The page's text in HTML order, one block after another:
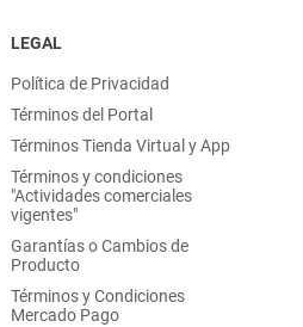
LEGAL
Política de Privacidad
Términos del Portal
Términos Tienda Virtual y App
Términos y condiciones
"Actividades comerciales
vigentes"
Garantías o Cambios de
Producto
Términos y Condiciones
Mercado Pago